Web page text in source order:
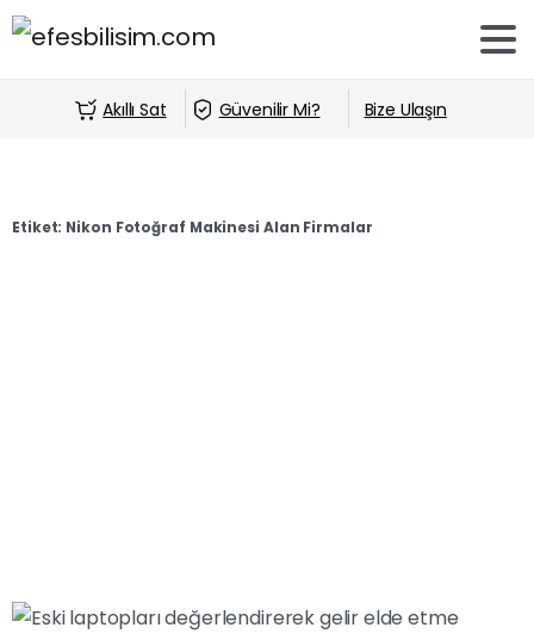
Akıllı Sat Güvenilir Mi? Bize Ulaşın
Etiket: Nikon Fotoğraf Makinesi Alan Firmalar